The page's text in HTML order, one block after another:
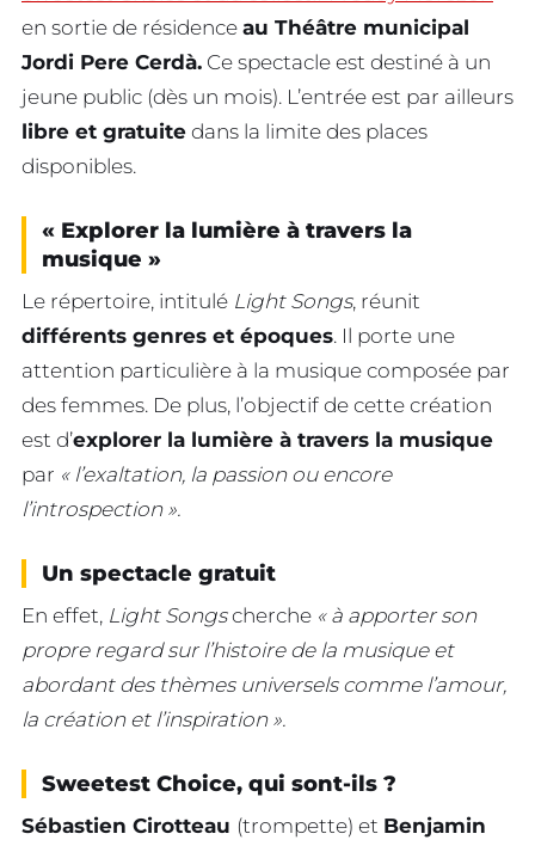
en sortie de résidence au Théâtre municipal
Jordi Pere Cerdà. Ce spectacle est destiné à un
jeune public (dès un mois). L’entrée est par ailleurs
libre et gratuite dans la limite des places
disponibles.
« Explorer la lumière à travers la
musique »
Le répertoire, intitulé Light Songs, réunit
différents genres et époques. Il porte une
attention particulière à la musique composée par
des femmes. De plus, l’objectif de cette création
est d’explorer la lumière à travers la musique
par « l’exaltation, la passion ou encore
l’introspection ».
Un spectacle gratuit
En effet, Light Songscherche « à apporter son
propre regard sur l’histoire de la musique et
abordant des thèmes universels comme l’amour,
la création et l’inspiration ».
Sweetest Choice, qui sont-ils ?
Sébastien Cirotteau (trompette) et Benjamin